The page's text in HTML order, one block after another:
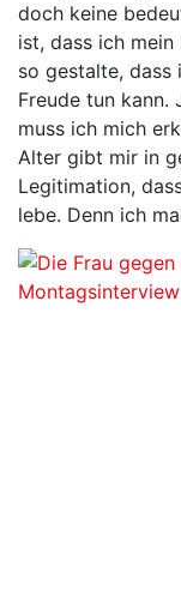
doch keine
ist, dass ich
so gestalte, dass
Freude tun kann.
muss ich mich
Alter gibt mir in
Legitimation,
lebe. Denn ich